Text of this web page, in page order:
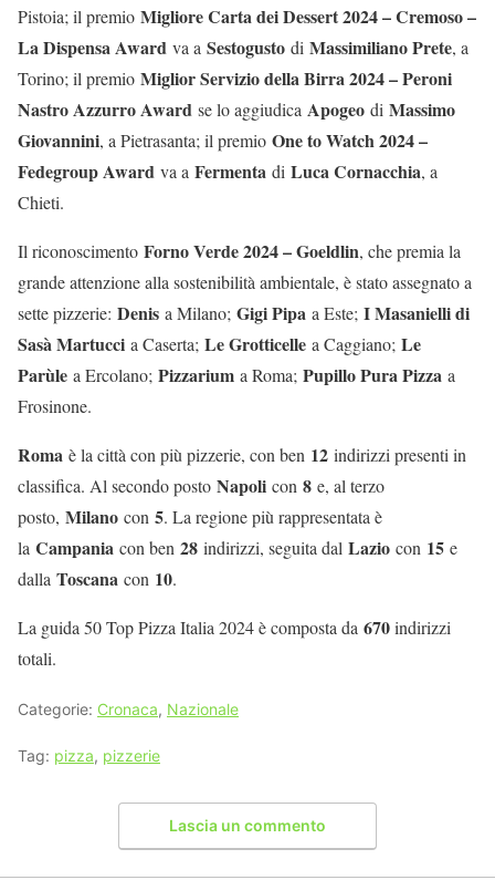
Pistoia; il premio Migliore Carta dei Dessert 2024 – Cremoso –
La Dispensa Award va a Sestogusto di Massimiliano Prete, a
Torino; il premio Miglior Servizio della Birra 2024 – Peroni
Nastro Azzurro Award se lo aggiudica Apogeo di Massimo
Giovannini, a Pietrasanta; il premio One to Watch 2024 –
Fedegroup Award va a Fermenta di Luca Cornacchia, a
Chieti.
Il riconoscimento Forno Verde 2024 – Goeldlin, che premia la
grande attenzione alla sostenibilità ambientale, è stato assegnato a
sette pizzerie: Denis a Milano; Gigi Pipa a Este; I Masanielli di
Sasà Martucci a Caserta; Le Grotticelle a Caggiano; Le
Parùle a Ercolano; Pizzarium a Roma; Pupillo Pura Pizza a
Frosinone.
Roma è la città con più pizzerie, con ben 12 indirizzi presenti in
classifica. Al secondo posto Napoli con 8 e, al terzo
posto, Milano con 5. La regione più rappresentata è
la Campania con ben 28 indirizzi, seguita dal Lazio con 15 e
dalla Toscana con 10.
La guida 50 Top Pizza Italia 2024 è composta da 670indirizzi
totali.
Categorie: Cronaca, Nazionale
Tag: pizza, pizzerie
Lascia un commento